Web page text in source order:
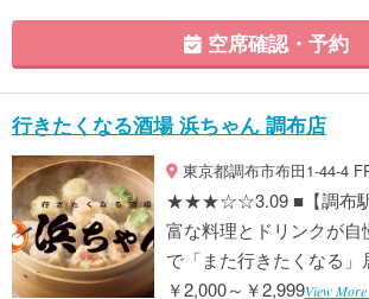
空席確認・予約
行きたくなる酒場 浜ちゃん 調布店
東京都調布市布田1-44-4
★★★☆☆3.09 ■【調布駅
富な料理とドリンクが
で「また行きたくなる
￥2,000～￥2,999View